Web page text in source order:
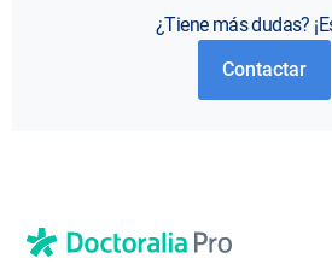
¿Tiene más dudas?
Contactar